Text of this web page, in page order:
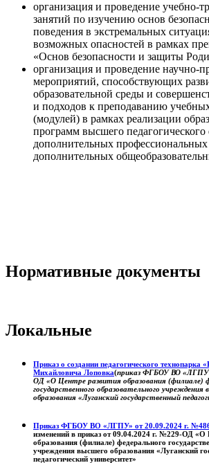
организация и проведение учебно-
занятий по изучению основ
поведения в экстремальных
возможных опасностей в рамках
«Основ безопасности и защиты
организация и проведение научно-
мероприятий, способствующих
образовательной среды и
и подходов к преподаванию
(модулей) в рамках реализации
программ высшего педагогического
дополнительных
дополнительных
Нормативные документы
Локальные
Приказ о создании педагогического технопарка
Михайловича Лоповка(приказ ФГБОУ ВО
ОД «О Центре развития образования (филиале)
государственного образовательного учреждения
образования «Луганский государственный
Приказ ФГБОУ ВО «ЛГПУ» от 20.09.2024 г.
изменений в приказ от 09.04.2024 г. №229-ОД «О
образования (филиале) федерального
учреждения высшего образования «Луганский
педагогический университет»